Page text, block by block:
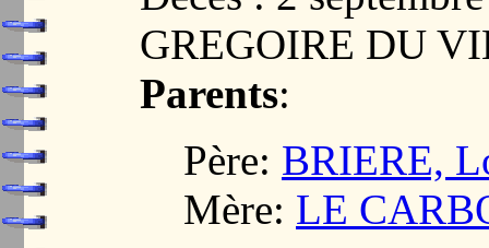
GREGOIRE DU
Parents:
Père: BRIERE,
Mère: LE